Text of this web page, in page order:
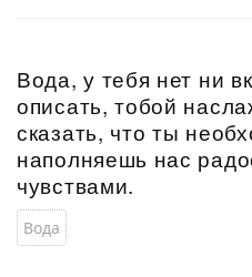
Вода, у тебя нет ни
описать, тобой
сказать, что ты
наполняешь нас
чувствами.
Вода